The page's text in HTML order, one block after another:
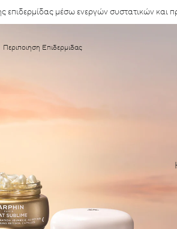
επιδερμίδας μέσω ενεργών συστατικών
Περιποιηση Επιδερμιδας